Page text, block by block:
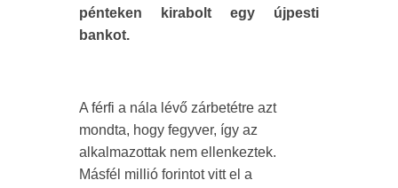
pénteken kirabolt egy újpesti
bankot.
A férfi a nála lévő zárbetétre azt
mondta, hogy fegyver, így az
alkalmazottak nem ellenkeztek.
Másfél millió forintot vitt el a